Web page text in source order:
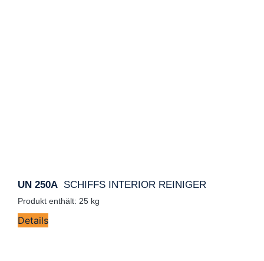
UN 250A SCHIFFS INTERIOR REINIGER
Produkt enthält: 25 kg
Details